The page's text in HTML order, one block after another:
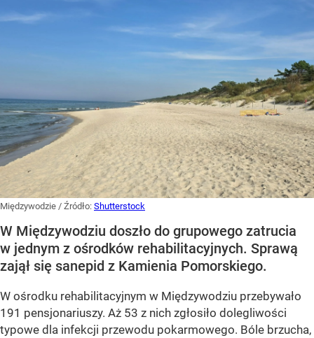
Międzywodzie / Źródło: Shutterstock
W Międzywodziu doszło do grupowego zatrucia
w jednym z ośrodków rehabilitacyjnych. Sprawą
zajął się sanepid z Kamienia Pomorskiego.
W ośrodku rehabilitacyjnym w Międzywodziu przebywało
191 pensjonariuszy. Aż 53 z nich zgłosiło dolegliwości
typowe dla infekcji przewodu pokarmowego. Bóle brzucha,